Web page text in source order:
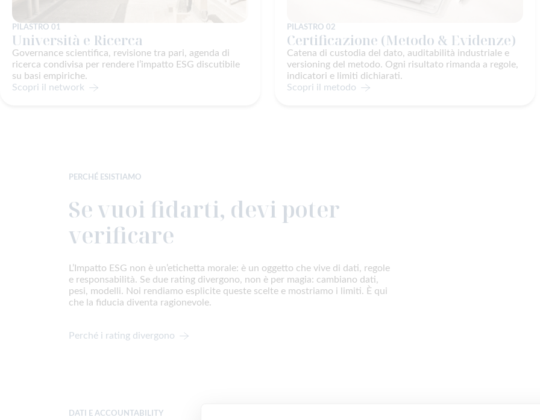
PILASTRO 01
Università e Ricerca
Governance scientifica, revisione tra pari, agenda di
ricerca condivisa per rendere l’impatto ESG discutibile
su basi empiriche.
Scopri il network
PILASTRO 02
Certificazione (Metodo & Evidenze)
Catena di custodia del dato, auditabilità industriale e
versioning del metodo. Ogni risultato rimanda a regole,
indicatori e limiti dichiarati.
Scopri il metodo
PERCHÉ ESISTIAMO
Se vuoi fidarti, devi poter
verificare
L’Impatto ESG non è un’etichetta morale: è un oggetto che vive di dati, regole
e responsabilità. Se due rating divergono, non è per magia: cambiano dati,
pesi, modelli. Noi rendiamo esplicite queste scelte e mostriamo i limiti. È qui
che la fiducia diventa ragionevole.
Perché i rating divergono
DATI E ACCOUNTABILITY